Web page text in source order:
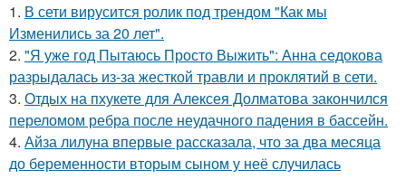
1. В сети вирусится ролик под трендом "Как мы
Изменились за 20 лет".
2. "Я уже год Пытаюсь Просто Выжить": Анна седокова
разрыдалась из-за жесткой травли и проклятий в сети.
3. Отдых на пхукете для Алексея Долматова закончился
переломом ребра после неудачного падения в бассейн.
4. Айза лилуна впервые рассказала, что за два месяца
до беременности вторым сыном у неё случилась